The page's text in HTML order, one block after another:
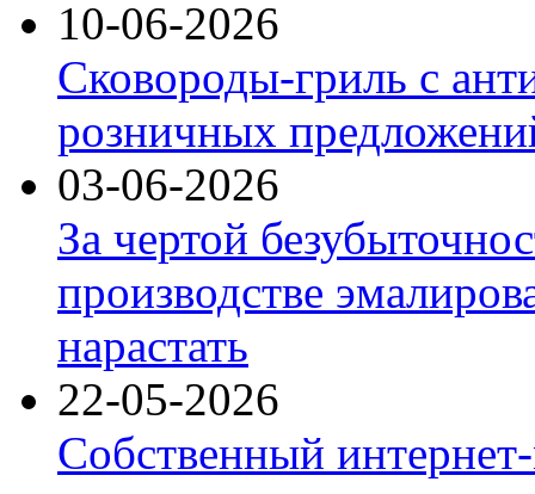
10-06-2026
Сковороды-гриль с
розничных
03-06-2026
За чертой
производстве
нарастать
22-05-2026
Собственный